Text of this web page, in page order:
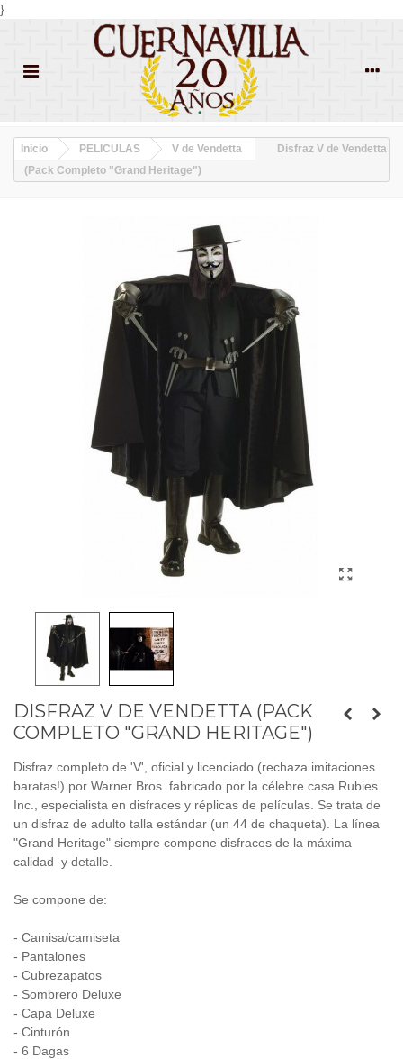
}
Inicio PELICULAS V de Vendetta
Disfraz V de Vendetta
(Pack Completo "Grand Heritage")
DISFRAZ V DE VENDETTA (PACK
COMPLETO "GRAND HERITAGE")
Disfraz completo de 'V', oficial y licenciado (rechaza imitaciones
baratas!) por Warner Bros. fabricado por la célebre casa Rubies
Inc., especialista en disfraces y réplicas de películas. Se trata de
un disfraz de adulto talla estándar (un 44 de chaqueta). La línea
"Grand Heritage" siempre compone disfraces de la máxima
calidad y detalle.
Se compone de:
- Camisa/camiseta
- Pantalones
- Cubrezapatos
- Sombrero Deluxe
- Capa Deluxe
- Cinturón
- 6 Dagas